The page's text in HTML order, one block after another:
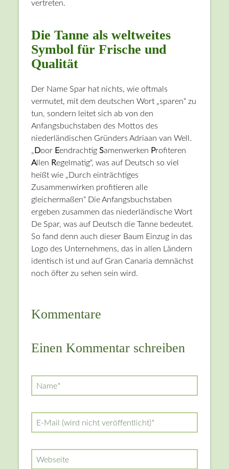
vertreten.
Die Tanne als weltweites
Symbol für Frische und
Qualität
Der Name Spar hat nichts, wie oftmals
vermutet, mit dem deutschen Wort „sparen“ zu
tun, sondern leitet sich ab von den
Anfangsbuchstaben des Mottos des
niederländischen Gründers Adriaan van Well.
„ Door EendrachtigSamenwerken Profiteren
Allen Regelmatig“, was auf Deutsch so viel
heißt wie „Durch einträchtiges
Zusammenwirken profitieren alle
gleichermaßen“ Die Anfangsbuchstaben
ergeben zusammen das niederländische Wort
De Spar, was auf Deutsch die Tanne bedeutet.
So fand denn auch dieser Baum Einzug in das
Logo des Unternehmens, das in allen Ländern
identisch ist und auf Gran Canaria demnächst
noch öfter zu sehen sein wird.
Kommentare
Einen Kommentar schreiben
Pflichtfeld
Name*
Pflichtfeld
E-Mail (wird nicht veröffentlicht)*
Webseite